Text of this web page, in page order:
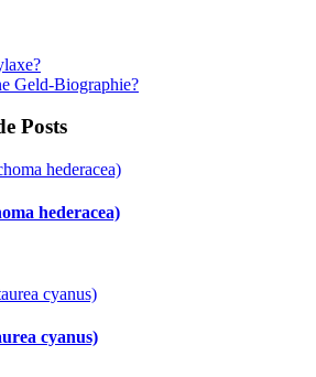
Geld-Biographie?
Posts
hederacea)
cyanus)